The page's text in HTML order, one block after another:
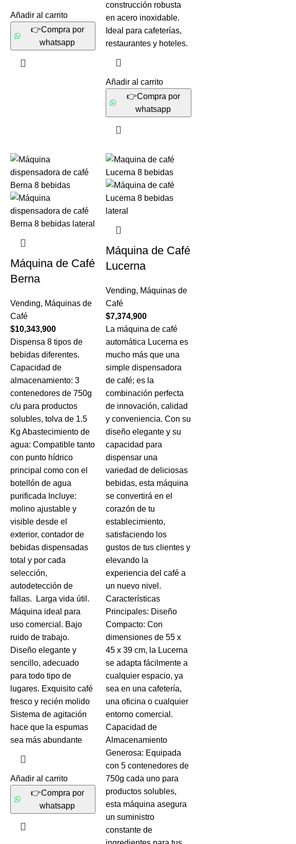
Añadir al carrito
👉Compra por
whatsapp
construcción robusta
en acero inoxidable.
Ideal para cafeterías,
restaurantes y hoteles.
Añadir al carrito
👉Compra por
whatsapp
Máquina de Café
Berna
Vending, Máquinas de
Café
$10,343,900
Dispensa 8 tipos de
bebidas diferentes.
Capacidad de
almacenamiento: 3
contenedores de 750g
c/u para productos
solubles, tolva de 1.5
Kg Abastecimiento de
agua: Compatible tanto
con punto hídrico
principal como con el
botellón de agua
purificada Incluye:
molino ajustable y
visible desde el
exterior, contador de
bebidas dispensadas
total y por cada
selección,
autodetección de
fallas. Larga vida útil.
Máquina ideal para
uso comercial. Bajo
ruido de trabajo.
Diseño elegante y
sencillo, adecuado
para todo tipo de
lugares. Exquisito café
fresco y recién molido
Sistema de agitación
hace que la espumas
sea más abundante
Añadir al carrito
👉Compra por
whatsapp
Máquina de Café
Lucerna
Vending, Máquinas de
Café
$7,374,900
La máquina de café
automática Lucerna es
mucho más que una
simple dispensadora
de café; es la
combinación perfecta
de innovación, calidad
y conveniencia. Con su
diseño elegante y su
capacidad para
dispensar una
variedad de deliciosas
bebidas, esta máquina
se convertirá en el
corazón de tu
establecimiento,
satisfaciendo los
gustos de tus clientes y
elevando la
experiencia del café a
un nuevo nivel.
Características
Principales: Diseño
Compacto: Con
dimensiones de 55 x
45 x 39 cm, la Lucerna
se adapta fácilmente a
cualquier espacio, ya
sea en una cafetería,
una oficina o cualquier
entorno comercial.
Capacidad de
Almacenamiento
Generosa: Equipada
con 5 contenedores de
750g cada uno para
productos solubles,
esta máquina asegura
un suministro
constante de